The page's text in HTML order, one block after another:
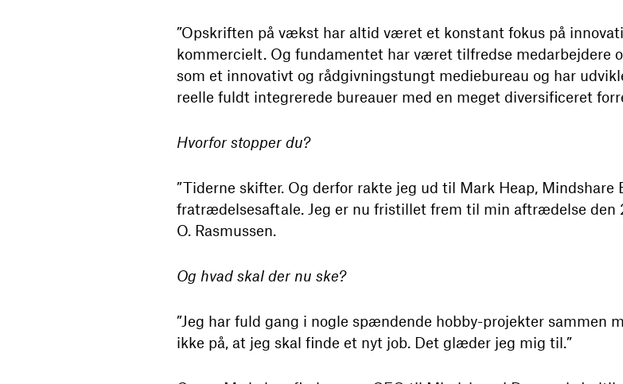
”Opskriften på vækst har altid været et konstant fokus på
kommercielt. Og fundamentet har været tilfredse medarbejdere
som et innovativt og rådgivningstungt mediebureau og har
reelle fuldt integrerede bureauer med en meget diversificeret
Hvorfor stopper du?
”Tiderne skifter. Og derfor rakte jeg ud til Mark Heap, Mindshare
fratrædelsesaftale. Jeg er nu fristillet frem til min aftrædelse den
O. Rasmussen.
Og hvad skal der nu ske?
”Jeg har fuld gang i nogle spændende hobby-projekter sammen
ikke på, at jeg skal finde et nyt job. Det glæder jeg mig til.”